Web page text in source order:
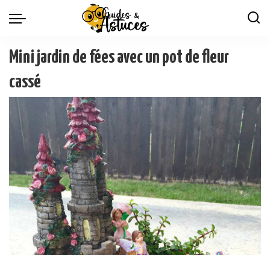
Mini jardin de fées avec un pot de fleur
cassé